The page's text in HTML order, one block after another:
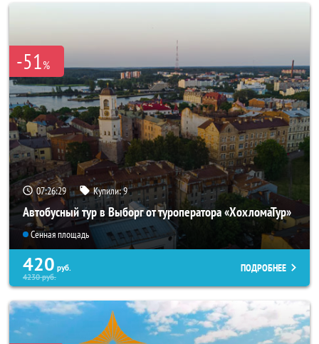
-51%
07:26:26 Купили:9
Автобусный тур в Выборг от туроператора «ХохломаТур»
Сенная площадь
420 руб.
4230руб.
ПОДРОБНЕЕ